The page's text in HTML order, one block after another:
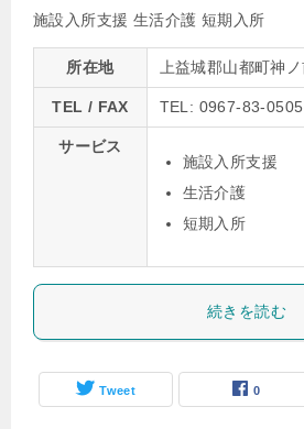
施設入所支援 生活介護 短期入所
所在地 上益城郡山都町神
TEL / FAX TEL: 0967-83-0505
サービス
施設入所支援
生活介護
短期入所
続きを読む
Tweet 0